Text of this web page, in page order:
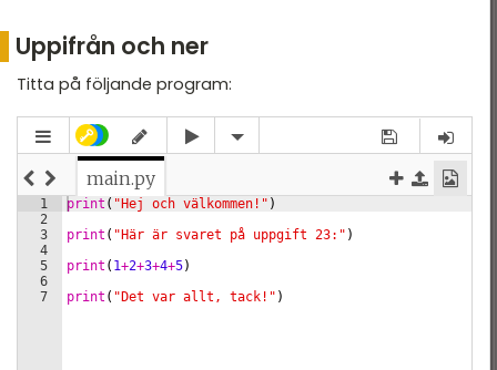
Uppifrån och ner
Titta på följande program: